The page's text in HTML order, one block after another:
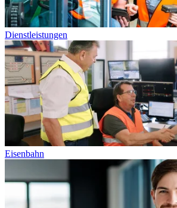
Dienstleistungen
Eisenbahn